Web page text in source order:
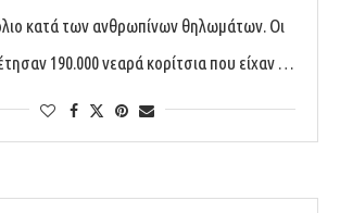
κατά των ανθρωπίνων θηλωμάτων. Οι
190.000 νεαρά κορίτσια που είχαν …